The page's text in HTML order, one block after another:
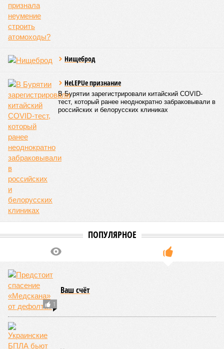
пострадавших в тот год достигло 53 млн человек, число
погибших, по некоторым оценкам, составило 4 миллиона.
Впрочем, для Китая подобное не в новинку. Так, в сентябре
1887 года вода прорвала многочисленные дамбы на реке
как местность там довольно низменная, и потоп просто не
целые города. Водой залило 130 тыс. квадратных
километров (а это больше территорий Оренбургской или
Кировской областей), 2 млн человек остались без крова,
ещё столько же погибли в результате спровоцированной
катастрофой пандемии.
Третье место по кровожадности в рейтинге стихийных
бедствий занимает смертоносный циклон Бхола 1970 года,
ставший самым мощным среди себе подобных за всю
историю наблюдений. Он поразил территории современной
Бангладеш, тогда называвшейся Восточным Пакистаном, и
индийского штата Западная Бенгалия. Шторма унесли
жизни полумиллиона человек.
Кажется, стремящаяся сохранить свою чистоту природа
что-то знала о том, какие именно страны станут со
временем самыми «грязными» в плане производств, и
планомерно подтачивала их демографию. А как ещё
места занимают бедствия, разразившиеся в Индии,
Пакистане, Бангладеш и Турции? Что характерно, Россию и
Европу подобные катастрофы никогда не затрагивали,
здесь беды были другими, включая массовый голод и
масштабные эпидемии вроде бубонной чумы (200 млн
погибших) или «испанки» (по разным оценкам, от 17,4 до
100 млн погибших во всём мире).